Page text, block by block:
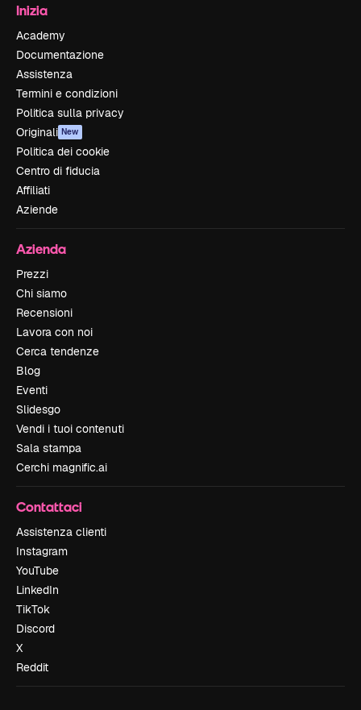
Inizia
Academy
Documentazione
Assistenza
Termini e condizioni
Politica sulla privacy
Originali New
Politica dei cookie
Centro di fiducia
Affiliati
Aziende
Azienda
Prezzi
Chi siamo
Recensioni
Lavora con noi
Cerca tendenze
Blog
Eventi
Slidesgo
Vendi i tuoi contenuti
Sala stampa
Cerchi magnific.ai
Contattaci
Assistenza clienti
Instagram
YouTube
LinkedIn
TikTok
Discord
X
Reddit